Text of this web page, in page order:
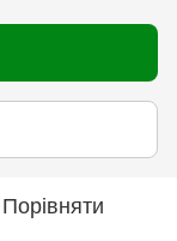
Порівняти